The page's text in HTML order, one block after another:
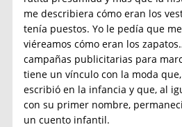
me describiera cómo eran los
tenía puestos. Yo le pedía que
viéreamos cómo eran los
campañas publicitarias para
tiene un vínculo con la moda
escribió en la infancia y que, al
con su primer nombre,
un cuento infantil.